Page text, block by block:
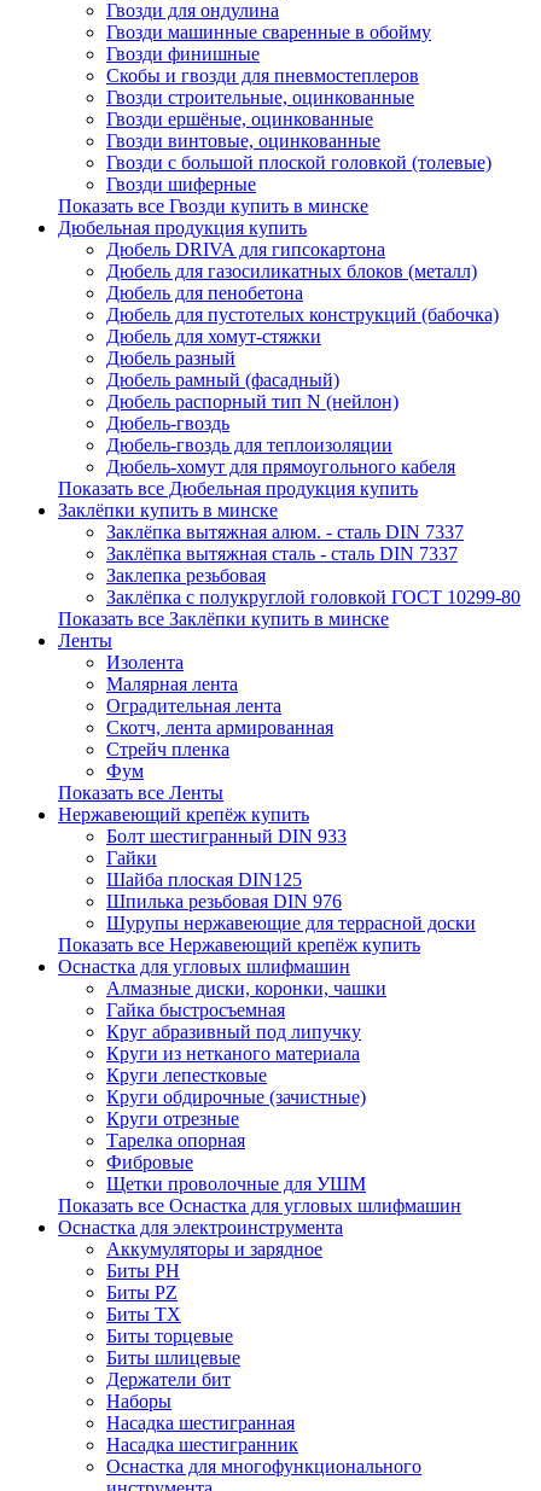
Гвозди для ондулина
Гвозди машинные сваренные в обойму
Гвозди финишные
Скобы и гвозди для пневмостеплеров
Гвозди строительные, оцинкованные
Гвозди ершёные, оцинкованные
Гвозди винтовые, оцинкованные
Гвозди с большой плоской головкой (толевые)
Гвозди шиферные
Показать все Гвозди купить в минске
Дюбельная продукция купить
Дюбель DRIVA для гипсокартона
Дюбель для газосиликатных блоков (металл)
Дюбель для пенобетона
Дюбель для пустотелых конструкций (бабочка)
Дюбель для хомут-стяжки
Дюбель разный
Дюбель рамный (фасадный)
Дюбель распорный тип N (нейлон)
Дюбель-гвоздь
Дюбель-гвоздь для теплоизоляции
Дюбель-хомут для прямоугольного кабеля
Показать все Дюбельная продукция купить
Заклёпки купить в минске
Заклёпка вытяжная алюм. - сталь DIN 7337
Заклёпка вытяжная сталь - сталь DIN 7337
Заклепка резьбовая
Заклёпка с полукруглой головкой ГОСТ 10299-80
Показать все Заклёпки купить в минске
Ленты
Изолента
Малярная лента
Оградительная лента
Скотч, лента армированная
Стрейч пленка
Фум
Показать все Ленты
Нержавеющий крепёж купить
Болт шестигранный DIN 933
Гайки
Шайба плоская DIN125
Шпилька резьбовая DIN 976
Шурупы нержавеющие для террасной доски
Показать все Нержавеющий крепёж купить
Оснастка для угловых шлифмашин
Алмазные диски, коронки, чашки
Гайка быстросъемная
Круг абразивный под липучку
Круги из нетканого материала
Круги лепестковые
Круги обдирочные (зачистные)
Круги отрезные
Тарелка опорная
Фибровые
Щетки проволочные для УШМ
Показать все Оснастка для угловых шлифмашин
Оснастка для электроинструмента
Аккумуляторы и зарядное
Биты PH
Биты PZ
Биты TX
Биты торцевые
Биты шлицевые
Держатели бит
Наборы
Насадка шестигранная
Насадка шестигранник
Оснастка для многофункционального